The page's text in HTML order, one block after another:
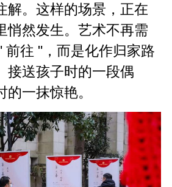
解。这样的场景，正在
悄然发生。艺术不再需
前往 "，而是化作归家路
接送孩子时的一段偶
一抹惊艳。